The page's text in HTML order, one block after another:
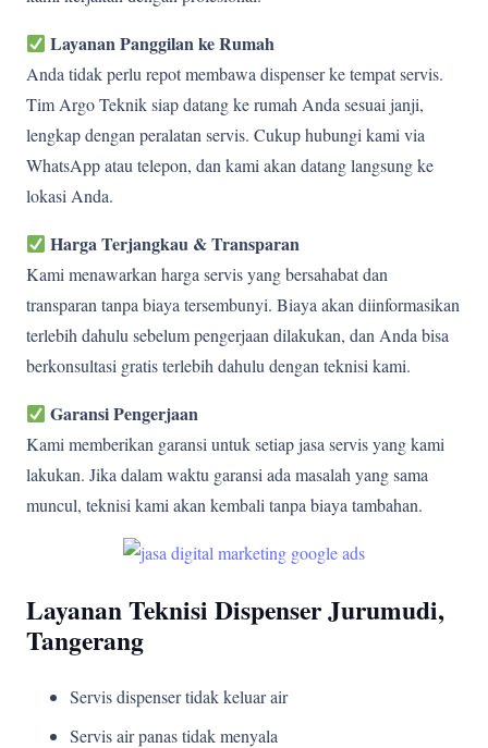
Layanan Panggilan ke Rumah
Anda tidak perlu repot membawa dispenser ke tempat servis.
Tim Argo Teknik siap datang ke rumah Anda sesuai janji,
lengkap dengan peralatan servis. Cukup hubungi kami via
WhatsApp atau telepon, dan kami akan datang langsung ke
lokasi Anda.
Harga Terjangkau & Transparan
Kami menawarkan harga servis yang bersahabat dan
transparan tanpa biaya tersembunyi. Biaya akan diinformasikan
terlebih dahulu sebelum pengerjaan dilakukan, dan Anda bisa
berkonsultasi gratis terlebih dahulu dengan teknisi kami.
Garansi Pengerjaan
Kami memberikan garansi untuk setiap jasa servis yang kami
lakukan. Jika dalam waktu garansi ada masalah yang sama
muncul, teknisi kami akan kembali tanpa biaya tambahan.
Layanan Teknisi Dispenser Jurumudi,
Tangerang
Servis dispenser tidak keluar air
Servis air panas tidak menyala